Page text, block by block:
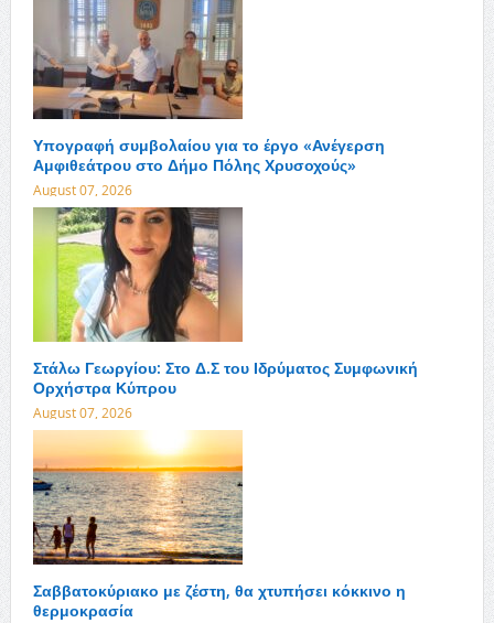
Υπογραφή συμβολαίου για το έργο «Ανέγερση
Αμφιθεάτρου στο Δήμο Πόλης Χρυσοχούς»
August 07, 2026
Στάλω Γεωργίου: Στο Δ.Σ του Ιδρύματος Συμφωνική
Ορχήστρα Κύπρου
August 07, 2026
Σαββατοκύριακο με ζέστη, θα χτυπήσει κόκκινο η
θερμοκρασία